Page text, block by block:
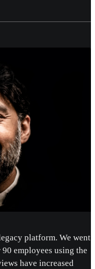
platform. We went
employees using the
have increased